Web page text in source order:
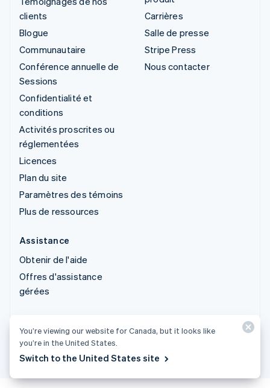
clients
Blogue
Communautaire
Conférence annuelle de
Sessions
Confidentialité et
conditions
Activités proscrites ou
réglementées
Licences
Plan du site
Paramètres des témoins
Plus de ressources
Carrières
Salle de presse
Stripe Press
Nous contacter
Assistance
Obtenir de l'aide
Offres d'assistance
gérées
You’re viewing our website for Canada, but it looks like
you’re in the United States.
Switch to the United States site